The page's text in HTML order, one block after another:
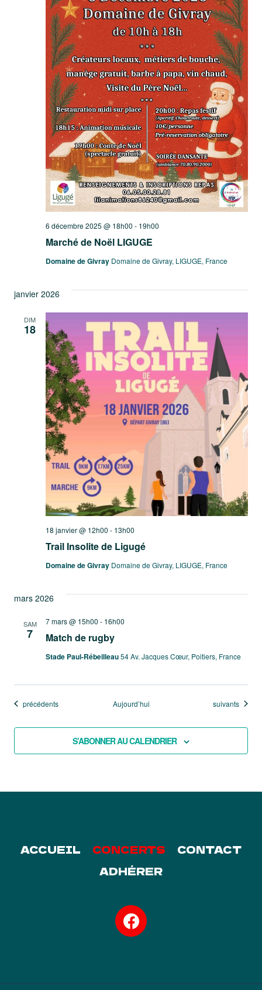
Marché de Noël LIGUGE
6 décembre 2025 @ 18h00 - 19h00
Domaine de Givray Domaine de Givray, LIGUGE, France
janvier 2026
DIM
18
Trail Insolite de Ligugé
18 janvier @ 12h00 - 13h00
Domaine de Givray Domaine de Givray, LIGUGE, France
mars 2026
SAM
7 Match de rugby
7 mars @ 15h00 - 16h00
Stade Paul-Rébeilleau54 Av. Jacques Cœur, Poitiers, France
Évènements
précédents Aujourd’hui Évènements
suivants
S’ABONNER AU CALENDRIER
ACCUEIL CONCERTS
CONTACT
ADHÉRER